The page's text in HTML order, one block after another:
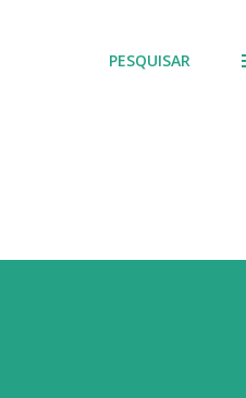
PESQUISAR